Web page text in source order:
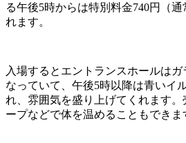
る午後5時からは特別料金740円（
れます。
入場するとエントランスホールは
なっていて、午後5時以降は青いイ
れ、雰囲気を盛り上げてくれます
ープなどで体を温めることもできま